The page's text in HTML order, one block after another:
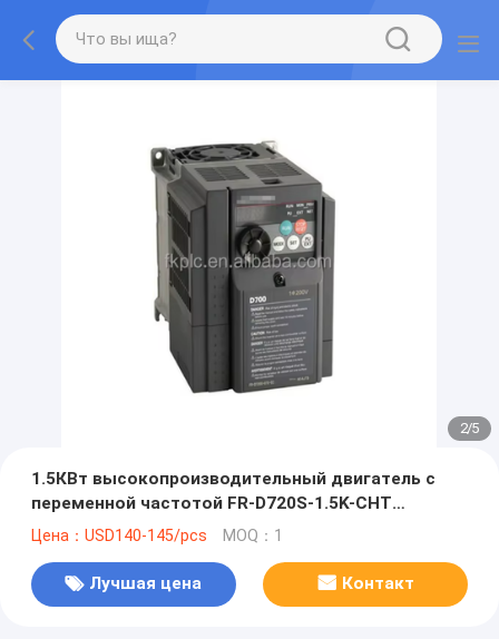
2/5
1.5КВт высокопроизводительный двигатель с
переменной частотой FR-D720S-1.5K-CHT
Инвертор VFD Новый в коробке Хорошая цена и
Цена：USD140-145/pcs MOQ：1
Лучшая цена Контакт